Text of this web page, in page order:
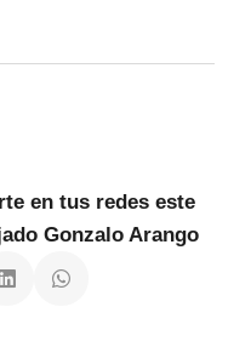
en tus redes este
Gonzalo Arango